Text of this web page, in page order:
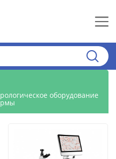
оборудование